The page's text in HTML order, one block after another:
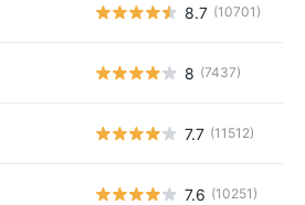
8.7 (10701)
8 (7437)
7.7 (11512)
7.6 (10251)